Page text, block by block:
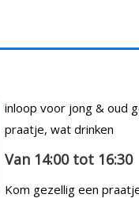
inloop voor jong & oud
praatje, wat drinken
Van 14:00 tot 16:30
Kom gezellig een